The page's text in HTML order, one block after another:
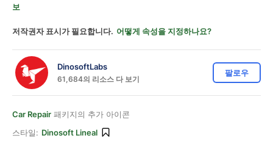
보
저작권자 표시가 필요합니다. 어떻게 속성을 지정하나요?
DinosoftLabs
61,684의 리소스 다 보기
팔로우
Car Repair 패키지의 추가 아이콘
스타일: Dinosoft Lineal